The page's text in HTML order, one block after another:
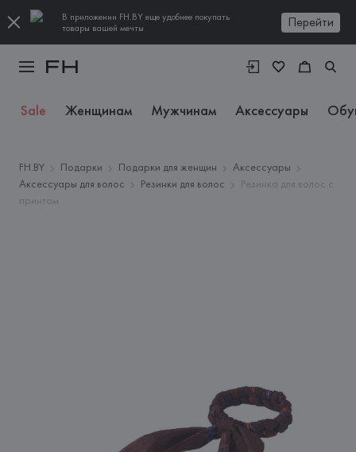
В приложении FH.BY еще удобнее покупать
товары вашей мечты
Перейти
Sale Женщинам Мужчинам Аксессуары
FH.BY Подарки Подарки для женщин
Аксессуары
Аксессуары для волос
Резинки для волос
Резинка для волос с
принтом